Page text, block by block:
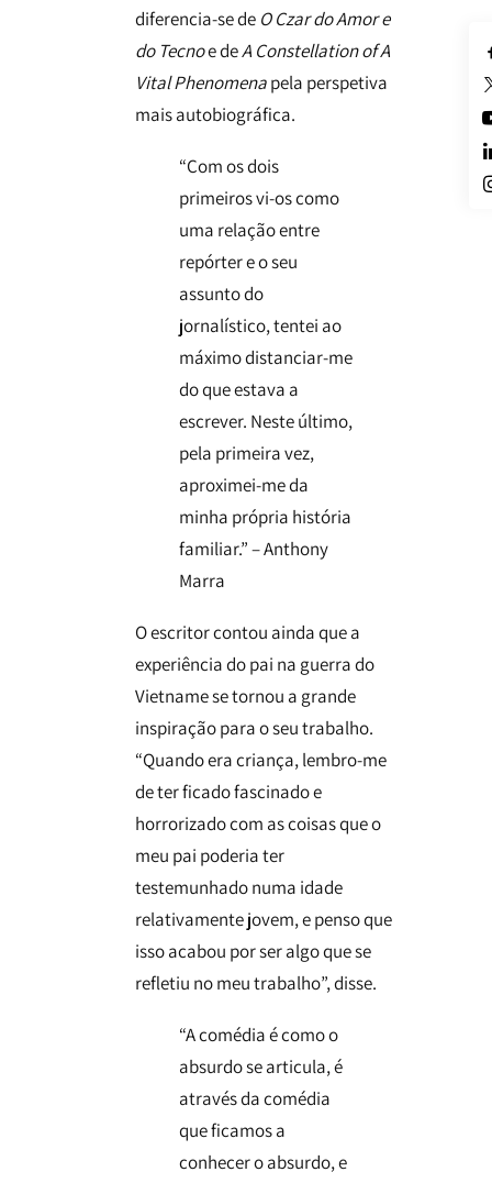
diferencia-se de O Czar do Amor e
do Tecnoe deA Constellation of A
Vital Phenomenapela perspetiva
mais autobiográfica.
“Com os dois
primeiros vi-os como
uma relação entre
repórter e o seu
assunto do
jornalístico, tentei ao
máximo distanciar-me
do que estava a
escrever. Neste último,
pela primeira vez,
aproximei-me da
minha própria história
familiar.” – Anthony
Marra
O escritor contou ainda que a
experiência do pai na guerra do
Vietname se tornou a grande
inspiração para o seu trabalho.
“Quando era criança, lembro-me
de ter ficado fascinado e
horrorizado com as coisas que o
meu pai poderia ter
testemunhado numa idade
relativamente jovem, e penso que
isso acabou por ser algo que se
refletiu no meu trabalho”, disse.
“A comédia é como o
absurdo se articula, é
através da comédia
que ficamos a
conhecer o absurdo, e